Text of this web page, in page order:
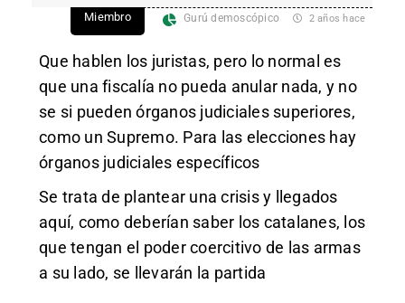
Miembro Gurú demoscópico 2 años hace
Que hablen los juristas, pero lo normal es
que una fiscalía no pueda anular nada, y no
se si pueden órganos judiciales superiores,
como un Supremo. Para las elecciones hay
órganos judiciales específicos
Se trata de plantear una crisis y llegados
aquí, como deberían saber los catalanes, los
que tengan el poder coercitivo de las armas
a su lado, se llevarán la partida